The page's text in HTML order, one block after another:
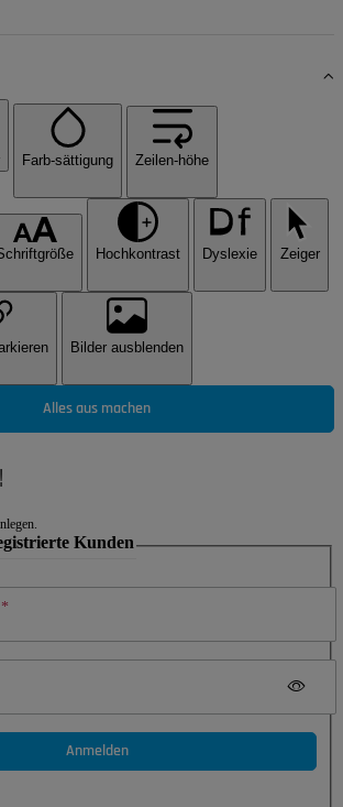
Farb-sättigung Zeilen-höhe
Hochkontrast Dyslexie Zeiger
Bilder ausblenden
Alles aus machen
Kunden
Anmelden